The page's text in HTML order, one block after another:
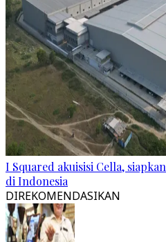
I Squared akuisisi Cella,
di Indonesia
DIREKOMENDASIKAN